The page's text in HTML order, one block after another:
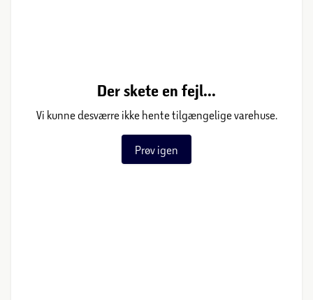
Der skete en fejl...
Vi kunne desværre ikke hente tilgængelige varehuse.
Prøv igen